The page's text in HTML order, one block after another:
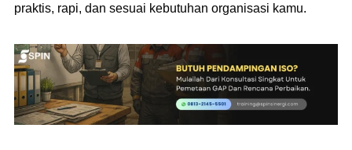
praktis, rapi, dan sesuai kebutuhan organisasi kamu.